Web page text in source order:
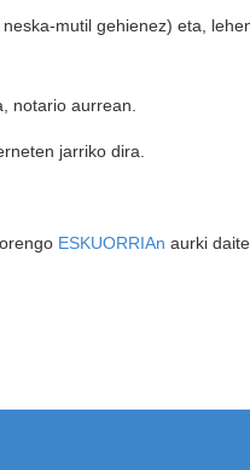
mutil gehienez) eta,
notario aurrean.
jarriko dira.
ESKUORRIAn aurki